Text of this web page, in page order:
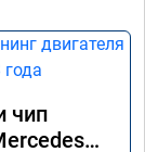
чип